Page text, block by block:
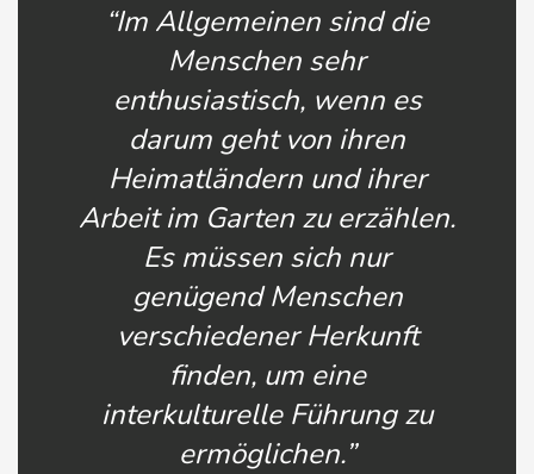
“Im Allgemeinen sind die
Menschen sehr
enthusiastisch, wenn es
darum geht von ihren
Heimatländern und ihrer
Arbeit im Garten zu erzählen.
Es müssen sich nur
genügend Menschen
verschiedener Herkunft
finden, um eine
interkulturelle Führung zu
ermöglichen.”